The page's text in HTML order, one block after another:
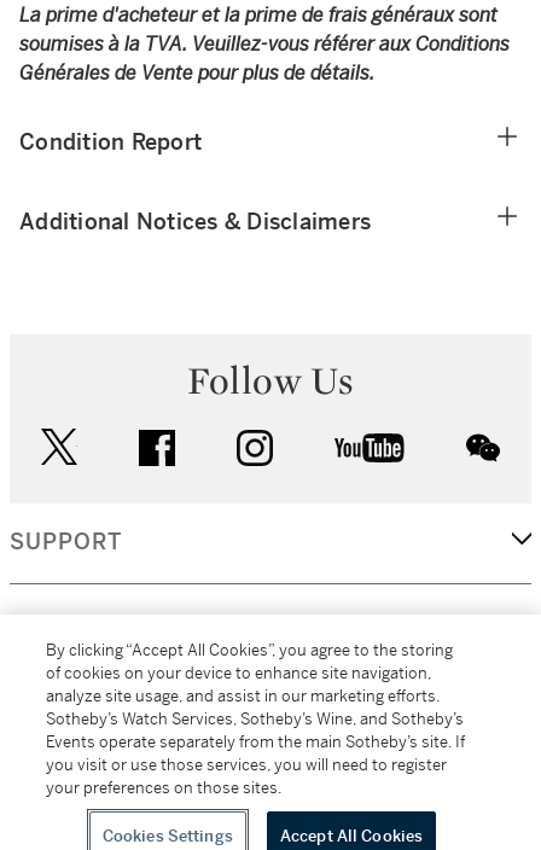
La prime d'acheteur et la prime de frais généraux sont
soumises à la TVA. Veuillez-vous référer aux Conditions
Générales de Vente pour plus de détails.
Condition Report
Additional Notices & Disclaimers
Follow Us
facebook instagram youtube
SUPPORT
MORE...
All alcoholic beverage sales in New York are made solely by
Sotheby's Wine (NEW L1046028)
By clicking “Accept All Cookies”, you agree to the storing
of cookies on your device to enhance site navigation,
analyze site usage, and assist in our marketing efforts.
Sotheby’s Watch Services, Sotheby’s Wine, and Sotheby’s
Events operate separately from the main Sotheby’s site. If
you visit or use those services, you will need to register
your preferences on those sites.
Cookies Settings Accept All Cookies